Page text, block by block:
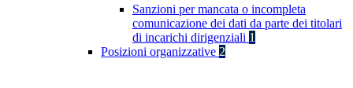
Sanzioni per mancata o incompleta
comunicazione dei dati da parte dei titolari
di incarichi dirigenziali 1
Posizioni organizzative 2